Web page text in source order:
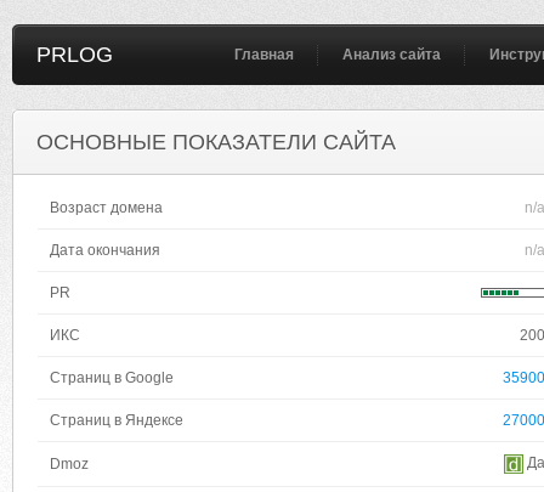
PRLOG Главная Анализ сайта
ОСНОВНЫЕ ПОКАЗАТЕЛИ САЙТА
Возраст домена n/a
Дата окончания n/a
PR
ИКС 200
Страниц в Google 35900
Страниц в Яндексе 27000
Dmoz Да